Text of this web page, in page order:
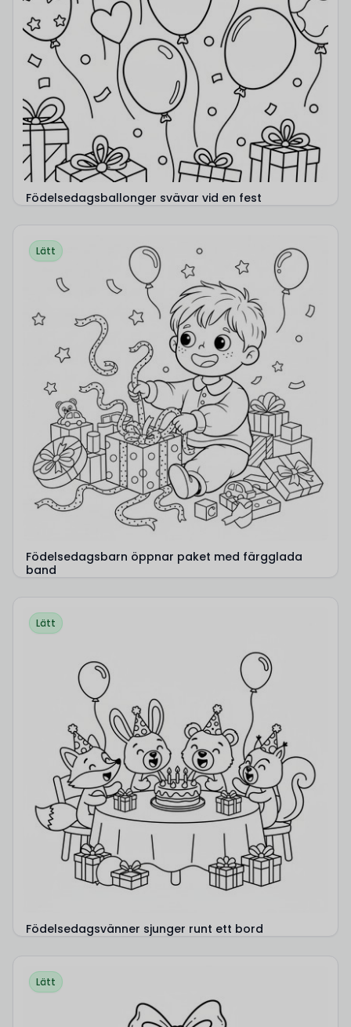
Födelsedagsballonger svävar vid en fest
Lätt
Födelsedagsbarn öppnar paket med färgglada
band
Lätt
Födelsedagsvänner sjunger runt ett bord
Lätt